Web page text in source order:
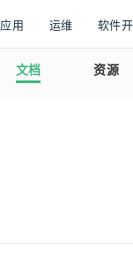
应用 运维 软件
文档 资源